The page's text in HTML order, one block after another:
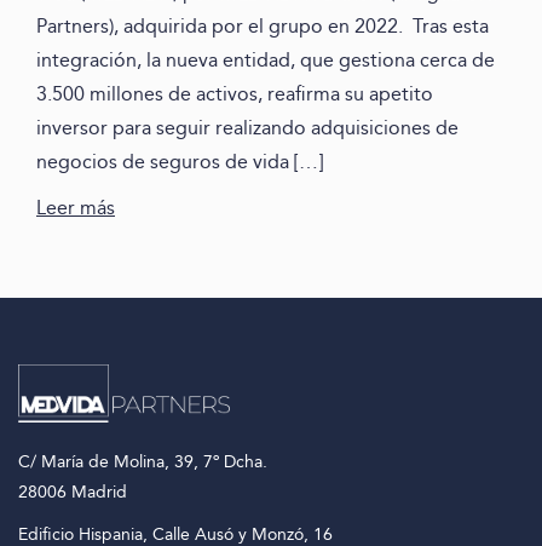
Partners), adquirida por el grupo en 2022. Tras esta
integración, la nueva entidad, que gestiona cerca de
3.500 millones de activos, reafirma su apetito
inversor para seguir realizando adquisiciones de
negocios de seguros de vida […]
Leer más
C/ María de Molina, 39, 7º Dcha.
28006 Madrid
Edificio Hispania, Calle Ausó y Monzó, 16